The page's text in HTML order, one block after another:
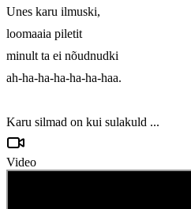
Unes karu ilmuski,
loomaaia piletit
minult ta ei nõudnudki
ah-ha-ha-ha-ha-ha-haa.
Karu silmad on kui sulakuld ...
Video